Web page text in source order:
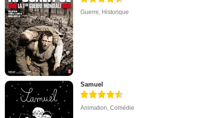
Guerre Historique
Samuel
Animation,Comédie